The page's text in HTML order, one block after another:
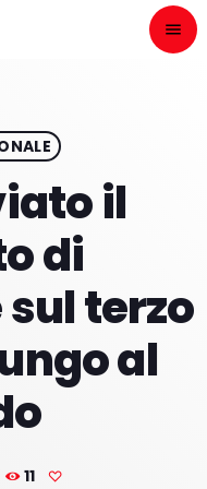
menu
il
di
terzo
al
11